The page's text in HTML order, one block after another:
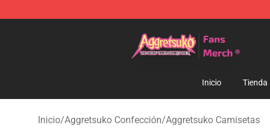
Inicio Tienda
Inicio/Aggretsuko Confección/Aggretsuko Camisetas